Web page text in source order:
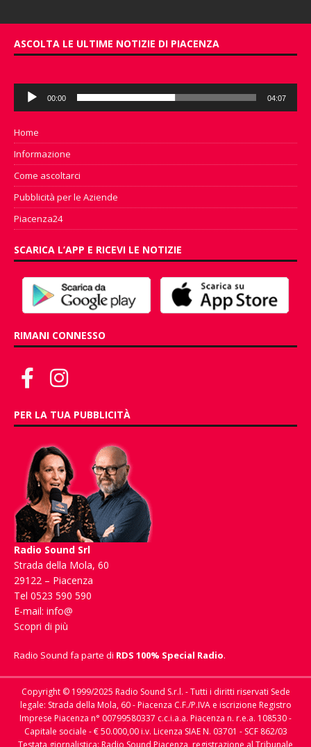
ASCOLTA LE ULTIME NOTIZIE DI PIACENZA
Audio
Player
00:00 04:07
Home
Informazione
Come ascoltarci
Pubblicità per le Aziende
Piacenza24
SCARICA L’APP E RICEVI LE NOTIZIE
RIMANI CONNESSO
PER LA TUA PUBBLICITÀ
Radio Sound Srl
Strada della Mola, 60
29122 – Piacenza
Tel 0523 590 590
E-mail: info@
Scopri di più
Radio Sound fa parte di RDS 100% Special Radio.
Copyright © 1999/2025 Radio Sound S.r.l. - Tutti i diritti riservati Sede
legale: Strada della Mola, 60 - Piacenza C.F./P.IVA e iscrizione Registro
Imprese Piacenza n° 00799580337 c.c.i.a.a. Piacenza n. r.e.a. 108530 -
Capitale sociale - € 50.000,00 i.v. Licenza SIAE N. 03701 - SCF 862/03
Testata giornalistica: Radio Sound Piacenza, registrazione al Tribunale